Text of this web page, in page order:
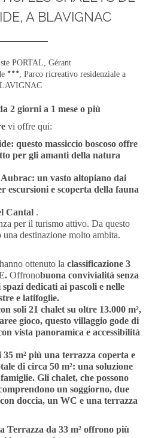
A BLAVIGNAC
PORTAL, Gérant
, Parco ricreativo residenziale a
2 giorni a 1 mese o più
vi offre qui:
questo massiccio boscoso offre
per gli amanti della natura
un vasto altopiano dai
escursioni e scoperta della fauna
Cantal .
per il turismo attivo. Da questo
destinazione molto ambita.
ottenuto la classificazione 3
Offronobuona convivialità senza
spazi dedicati ai pascoli e nelle
e latifoglie.
soli 21 chalet su oltre 13.000 m²,
gioco, questo villaggio gode di
vista panoramica e accessibilità
35 m² più una terrazza coperta e
di circa 50 m²: una soluzione
Gli chalet, che possono
un soggiorno, due
doccia, un WC e una terrazza
Terrazza da 33 m² offrono più